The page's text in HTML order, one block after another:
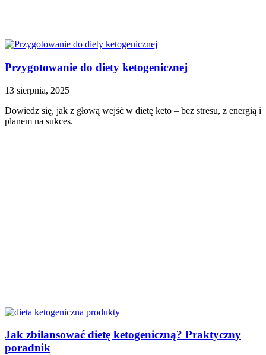
Przygotowanie do diety ketogenicznej
13 sierpnia, 2025
Dowiedz się, jak z głową wejść w dietę keto – bez stresu, z energią i
planem na sukces.
Jak zbilansować dietę ketogeniczną? Praktyczny
poradnik